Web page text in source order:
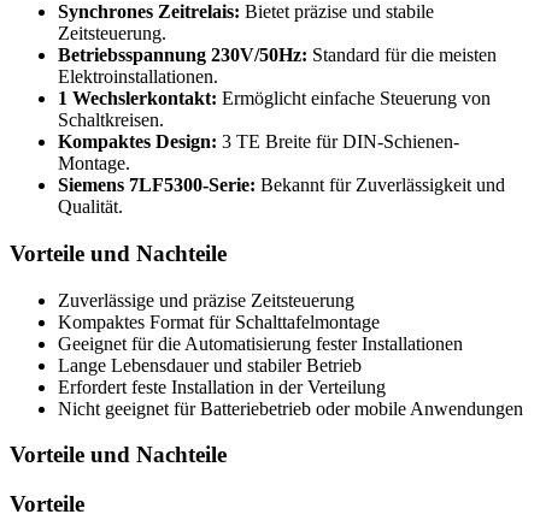
Synchrones Zeitrelais: Bietet präzise und stabile
Zeitsteuerung.
Betriebsspannung 230V/50Hz: Standard für die meisten
Elektroinstallationen.
1 Wechslerkontakt: Ermöglicht einfache Steuerung von
Schaltkreisen.
Kompaktes Design: 3 TE Breite für DIN-Schienen-
Montage.
Siemens 7LF5300-Serie: Bekannt für Zuverlässigkeit und
Qualität.
Vorteile und Nachteile
Zuverlässige und präzise Zeitsteuerung
Kompaktes Format für Schalttafelmontage
Geeignet für die Automatisierung fester Installationen
Lange Lebensdauer und stabiler Betrieb
Erfordert feste Installation in der Verteilung
Nicht geeignet für Batteriebetrieb oder mobile Anwendungen
Vorteile und Nachteile
Vorteile